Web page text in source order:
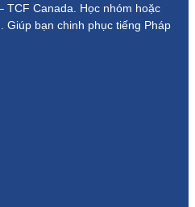
TCF Canada. Học nhóm hoặc
Giúp bạn chinh phục tiếng Pháp